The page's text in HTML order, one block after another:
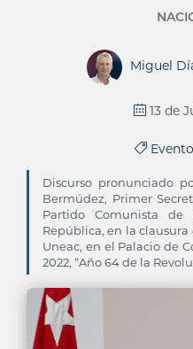
Miguel
13 de
Evento
Discurso pronunciado
Bermúdez, Primer
Partido Comunista
República, en la
Uneac, en el Palacio de
2022, “Año 64 de la